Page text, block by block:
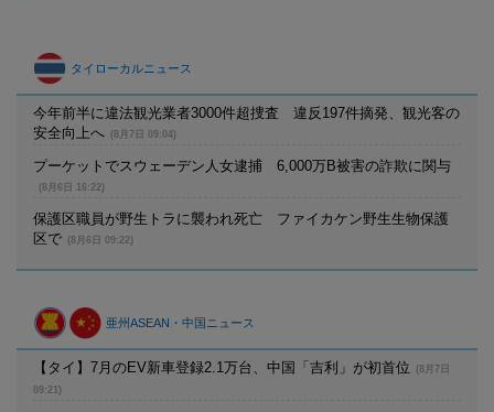
タイローカルニュース
今年前半に違法観光業者3000件超捜査 違反197件摘発、観光客の
安全向上へ
(8月7日 09:04)
プーケットでスウェーデン人女逮捕 6,000万B被害の詐欺に関与
(8月6日 16:22)
保護区職員が野生トラに襲われ死亡 ファイカケン野生生物保護
区で
(8月6日 09:22)
亜州ASEAN・中国ニュース
【タイ】7月のEV新車登録2.1万台、中国「吉利」が初首位
(8月7日
09:21)